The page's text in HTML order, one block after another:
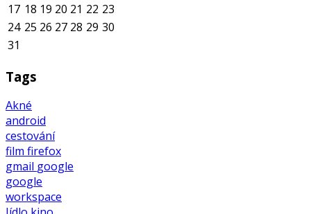
17 18 19 20 21 22 23
24 25 26 27 28 29 30
31
Tags
Akné
android
cestování
film firefox
gmail google
google
workspace